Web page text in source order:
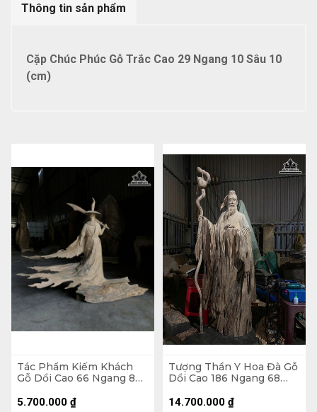
Thông tin sản phẩm
Cặp Chúc Phúc Gỗ Trắc Cao 29 Ngang 10 Sâu 10
(cm)
Tác Phẩm Kiếm Khách
Gỗ Dổi Cao 66 Ngang 80
5.700.000 ₫
Tượng Thần Y Hoa Đà Gỗ
Dổi Cao 186 Ngang 68
14.700.000 ₫